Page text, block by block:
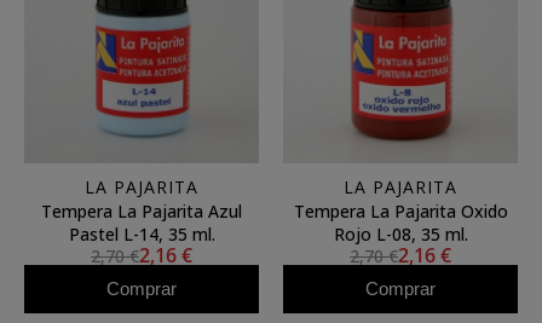
LA PAJARITA
Tempera La Pajarita Azul
Pastel L-14, 35 ml.
2,70 €2,16 €
Comprar
LA PAJARITA
Tempera La Pajarita Oxido
Rojo L-08, 35 ml.
2,70 €2,16 €
Comprar